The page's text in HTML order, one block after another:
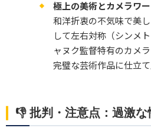
極上の美術とカメラワー
和洋折衷の不気味で美
して左右対称（シンメ
ャヌク監督特有のカメ
完璧な芸術作品に仕立て
👎 批判・注意点：過激